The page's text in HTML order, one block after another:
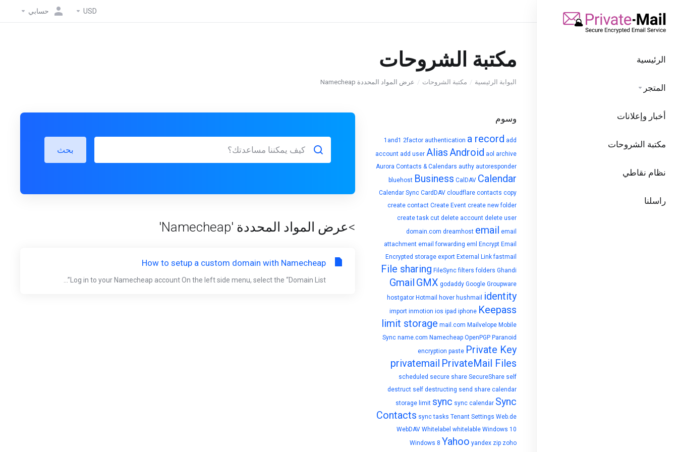
الرئيسية
المتجر
أخبار وإعلانات
مكتبة الشروحات
نظام نقاطي
راسلنا
USD حسابي
مكتبة الشروحات
البوابة الرئيسية مكتبة الشروحات عرض المواد المحددة Namecheap
وسوم
1and1 2factor authentication a record add
account add user AliasAndroid aol archive
Aurora Contacts & Calendars authy autoresponder
bluehost Business CalDAV Calendar
Calendar Sync CardDAV cloudflare contacts copy
create contact Create Event create new folder
create task cut delete account delete user
domain.com dreamhost email email
attachment email forwarding eml
Encrypt Email
Encrypted storage export External Link fastmail
File sharing FileSync filters folders Ghandi
Gmail GMX godaddy Google Groupware
hostgator Hotmail hover hushmail identity
import inmotion ios ipad iphone Keepass
limit storage mail.com Mailvelope Mobile
Sync name.com Namecheap OpenPGP Paranoid
encryption paste Private Key
privatemail PrivateMail Files
scheduled secure share SecureShare self
destruct self destructing send share calendar
storage limit sync sync calendar Sync
Contacts sync tasks Tenant Settings Web.de
WebDAV Whitelabel whitelable Windows 10
Windows 8 Yahoo yandex zip zoho
بحث
>عرض المواد المحددة 'Namecheap'
How to setup a custom domain with Namecheap
Log in to your Namecheap account On the left side menu, select the “Domain List”...